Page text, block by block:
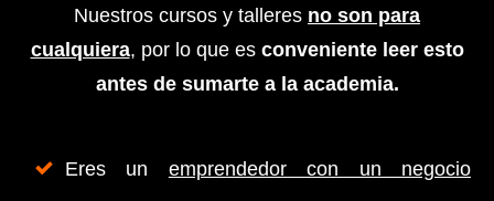
Nuestros cursos y talleres no son para
cualquiera, por lo que es conveniente leer esto
antes de sumarte a la academia.
Eres un emprendedor con un negocio